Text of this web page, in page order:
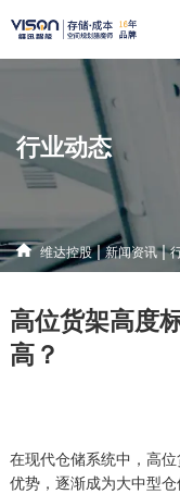
维
心
闻
资
讯
解
决
方
案
联
系
方
行业动态
维达控股|新闻资讯|
高位货架高度
高？
在现代仓储系统中，高
优势，逐渐成为大中型